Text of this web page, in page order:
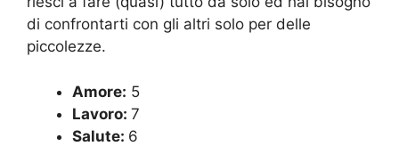
di confrontarti con gli altri solo per delle
piccolezze.
Amore: 5
Lavoro: 7
Salute: 6